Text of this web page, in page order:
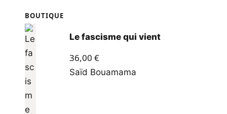
BOUTIQUE
Le fascisme qui vient
36,00 €
Saïd Bouamama